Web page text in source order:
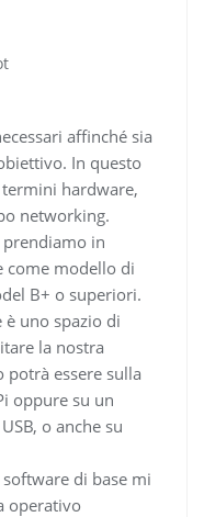
affinché sia
In questo
hardware,
networking.
prendiamo in
come modello di
B+ o superiori.
uno spazio di
la nostra
potrà essere sulla
oppure su un
o anche su
di base mi
operativo